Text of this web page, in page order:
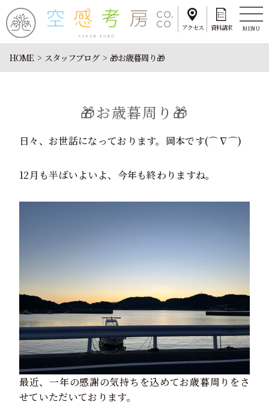
アクセス 資料請求 MENU
HOME スタッフブログ 🎁お歳暮周り🎁
🎁お歳暮周り🎁
日々、お世話になっております。岡本です(⌒∇⌒)
12月も半ばいよいよ、今年も終わりますね。
最近、一年の感謝の気持ちを込めてお歳暮周りをさ
せていただいております。